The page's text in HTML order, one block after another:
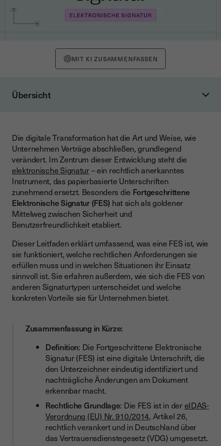
MIT KI ZUSAMMENFASSEN
Übersicht
Einfache Elektronische Signatur (EES)
Fortgeschrittene Elektronische Signatur (FES)
Qualifizierte Elektronische Signatur (QES)
Rechtliche Grundlagen der FES nach eIDAS-Verordnung
Anforderungen und Voraussetzungen einer FES
Identifizierung des Unterzeichners
Kontrolle durch den Unterzeichner
Erkennung nachträglicher Änderungen
Anwendungsfälle und Beispieldokumente für die FES
Wie erstellt man eine Fortgeschrittene Elektronische
Signatur?
Vorteile der Fortgeschrittenen Elektronischen Signatur
FES vs. QES: Wann brauchen Sie welche Signatur?
Die digitale Transformation hat die Art und Weise, wie
Unternehmen Verträge abschließen, grundlegend
verändert. Im Zentrum dieser Entwicklung steht die
elektronische Signatur– ein rechtlich anerkanntes
Instrument, das papierbasierte Unterschriften
zunehmend ersetzt. Besonders die Fortgeschrittene
Elektronische Signatur (FES) hat sich als goldener
Mittelweg zwischen Sicherheit und
Benutzerfreundlichkeit etabliert.
Dieser Leitfaden erklärt umfassend, was eine FES ist, wie
sie funktioniert, welche rechtlichen Anforderungen sie
erfüllen muss und in welchen Situationen ihr Einsatz
sinnvoll ist. Sie erfahren außerdem, wie sich die FES von
anderen Signaturtypen unterscheidet und welche
konkreten Vorteile sie für Unternehmen bietet.
Zusammenfassung in Kürze:
Definition: Die Fortgeschrittene Elektronische
Signatur (FES) ist eine digitale Unterschrift, die
den Unterzeichner eindeutig identifiziert und
nachträgliche Änderungen am Dokument
erkennbar macht.
Rechtliche Grundlage: Die FES ist in dereIDAS-
Verordnung (EU) Nr. 910/2014, Artikel 26,
rechtlich verankert und in Deutschland über
das Vertrauensdienstegesetz (VDG) umgesetzt.